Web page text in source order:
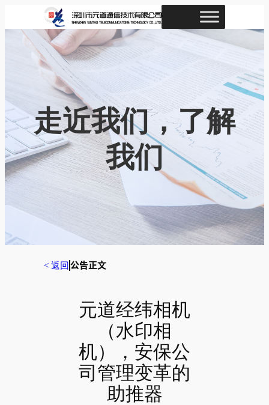
走近我们，了解
我们
< 返回 公告正文
元道经纬相机
（水印相
机），安保公
司管理变革的
助推器